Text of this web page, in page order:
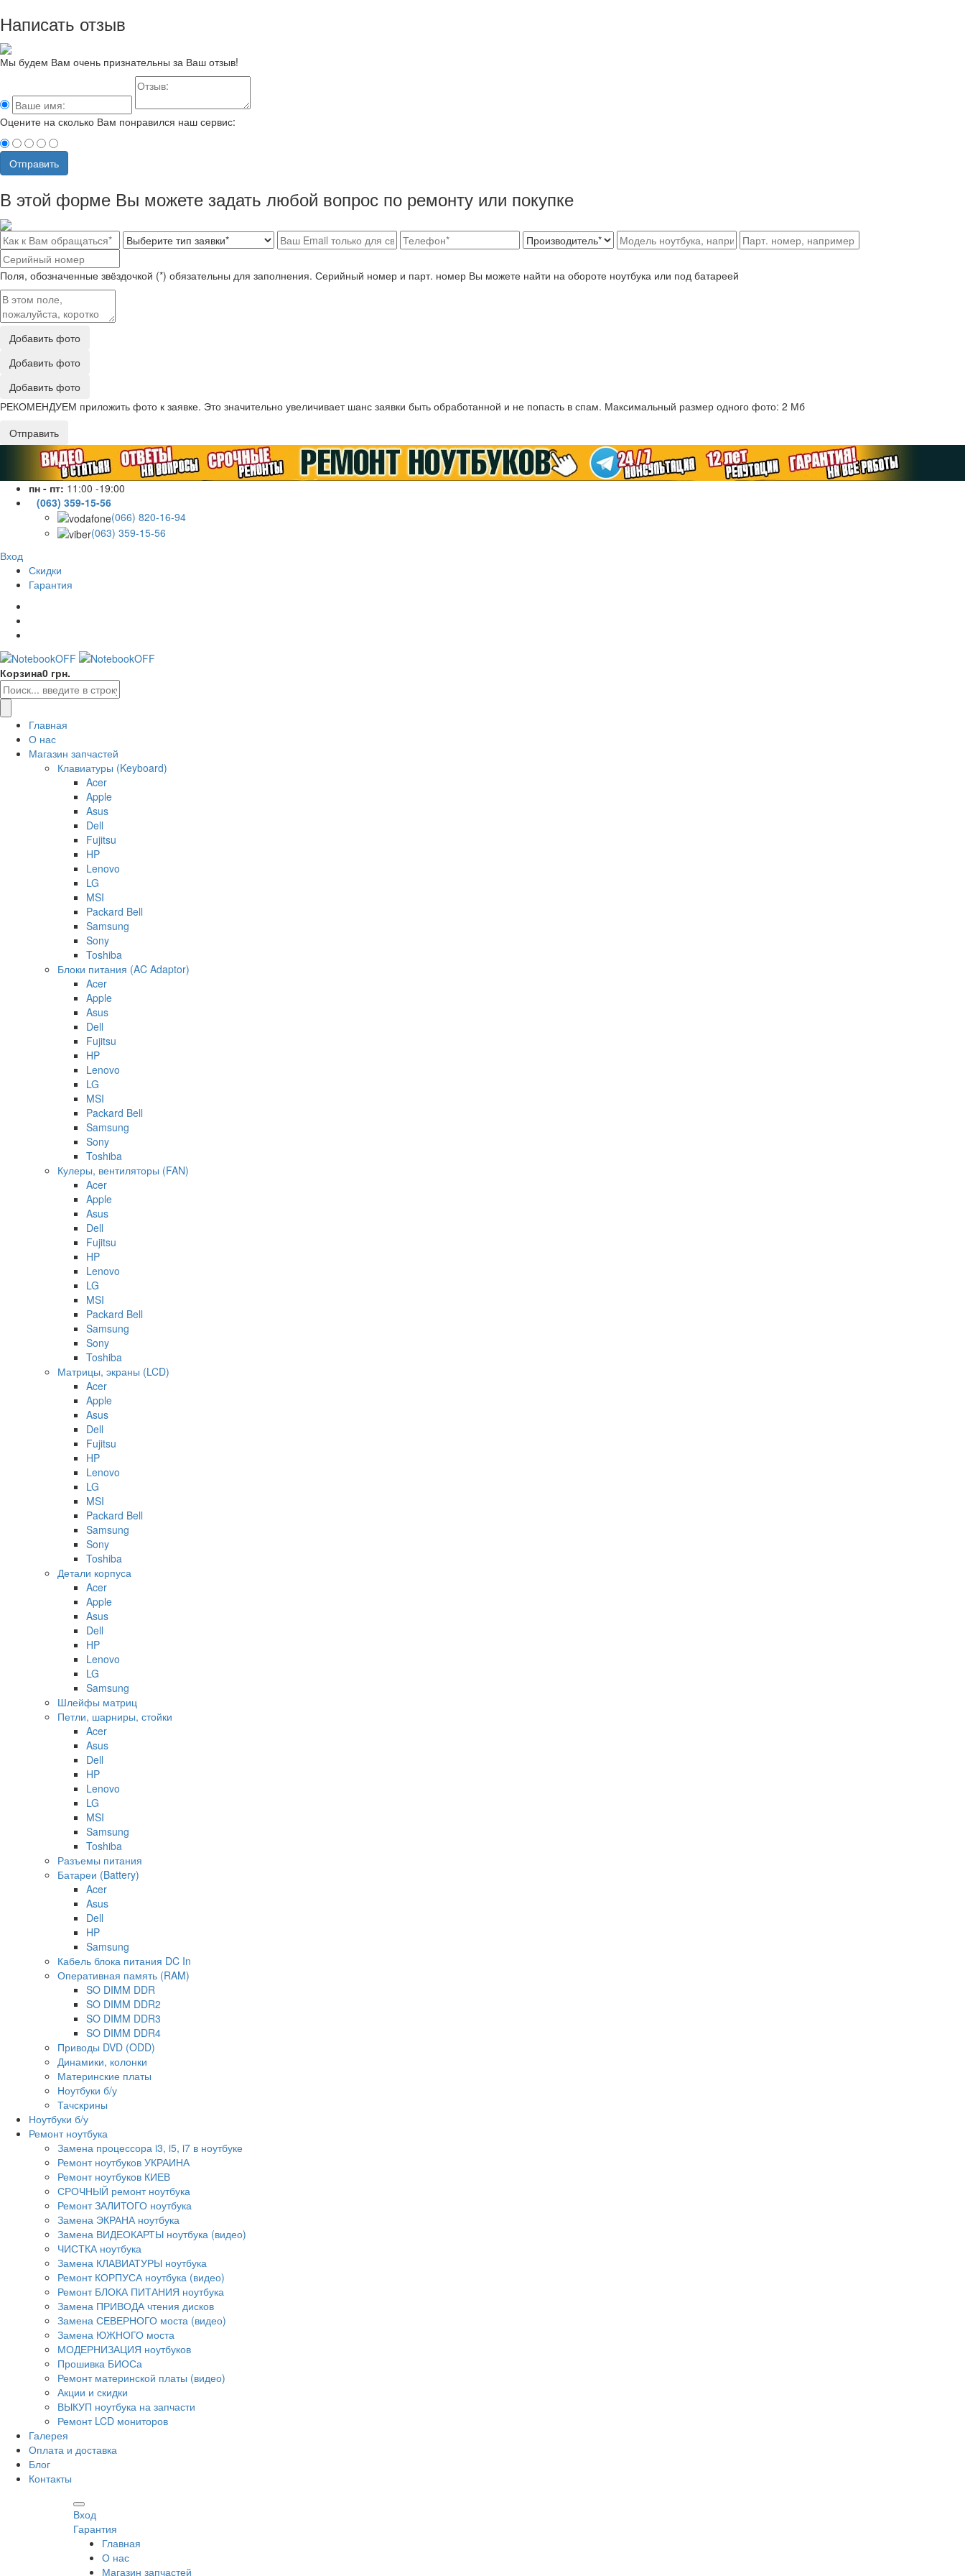
Написать отзыв
Мы будем Вам очень признательны за Ваш отзыв!
Оцените на сколько Вам понравился наш сервис:
Отправить
В этой форме Вы можете задать любой вопрос по ремонту или покупке
Поля, обозначенные звёздочкой (*) обязательны для заполнения. Серийный номер и парт. номер Вы можете найти на обороте ноутбука или под батареей
Добавить фото
Добавить фото
Добавить фото
РЕКОМЕНДУЕМ приложить фото к заявке. Это значительно увеличивает шанс заявки быть обработанной и не попасть в спам. Максимальный размер одного фото: 2 Мб
Отправить
пн - пт: 11:00 -19:00
(063) 359-15-56
(066) 820-16-94
(063) 359-15-56
Вход
Скидки
Гарантия
Корзина0 грн.
Главная
О нас
Магазин запчастей
Клавиатуры (Keyboard)
Acer
Apple
Asus
Dell
Fujitsu
HP
Lenovo
LG
MSI
Packard Bell
Samsung
Sony
Toshiba
Блоки питания (AC Adaptor)
Acer
Apple
Asus
Dell
Fujitsu
HP
Lenovo
LG
MSI
Packard Bell
Samsung
Sony
Toshiba
Кулеры, вентиляторы (FAN)
Acer
Apple
Asus
Dell
Fujitsu
HP
Lenovo
LG
MSI
Packard Bell
Samsung
Sony
Toshiba
Матрицы, экраны (LCD)
Acer
Apple
Asus
Dell
Fujitsu
HP
Lenovo
LG
MSI
Packard Bell
Samsung
Sony
Toshiba
Детали корпуса
Acer
Apple
Asus
Dell
HP
Lenovo
LG
Samsung
Шлейфы матриц
Петли, шарниры, стойки
Acer
Asus
Dell
HP
Lenovo
LG
MSI
Samsung
Toshiba
Разъемы питания
Батареи (Battery)
Acer
Asus
Dell
HP
Samsung
Кабель блока питания DC In
Оперативная память (RAM)
SO DIMM DDR
SO DIMM DDR2
SO DIMM DDR3
SO DIMM DDR4
Приводы DVD (ODD)
Динамики, колонки
Материнские платы
Ноутбуки б/у
Тачскрины
Ноутбуки б/у
Ремонт ноутбука
Замена процессора i3, i5, i7 в ноутбуке
Ремонт ноутбуков УКРАИНА
Ремонт ноутбуков КИЕВ
СРОЧНЫЙ ремонт ноутбука
Ремонт ЗАЛИТОГО ноутбука
Замена ЭКРАНА ноутбука
Замена ВИДЕОКАРТЫ ноутбука (видео)
ЧИСТКА ноутбука
Замена КЛАВИАТУРЫ ноутбука
Ремонт КОРПУСА ноутбука (видео)
Ремонт БЛОКА ПИТАНИЯ ноутбука
Замена ПРИВОДА чтения дисков
Замена СЕВЕРНОГО моста (видео)
Замена ЮЖНОГО моста
МОДЕРНИЗАЦИЯ ноутбуков
Прошивка БИОСа
Ремонт материнской платы (видео)
Акции и скидки
ВЫКУП ноутбука на запчасти
Ремонт LCD мониторов
Галерея
Оплата и доставка
Блог
Контакты
Вход
Гарантия
Главная
О нас
Магазин запчастей